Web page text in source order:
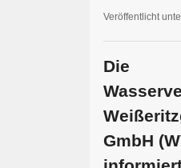
Veröffentlicht
Die
GmbH